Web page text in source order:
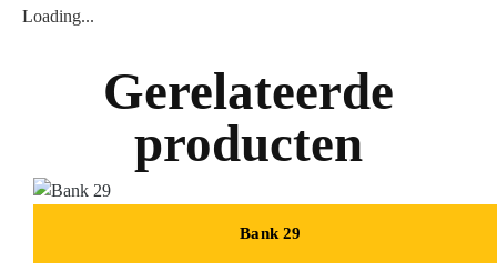
Loading...
Gerelateerde
producten
Bank 29